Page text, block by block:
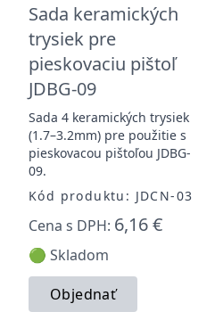
Sada keramických
trysiek pre
pieskovaciu pištoľ
JDBG-09
Sada 4 keramických trysiek
(1.7–3.2mm) pre použitie s
pieskovacou pištoľou JDBG-
09.
Kód produktu: JDCN-03
Cena s DPH: 6,16 €
🟢 Skladom
Objednať